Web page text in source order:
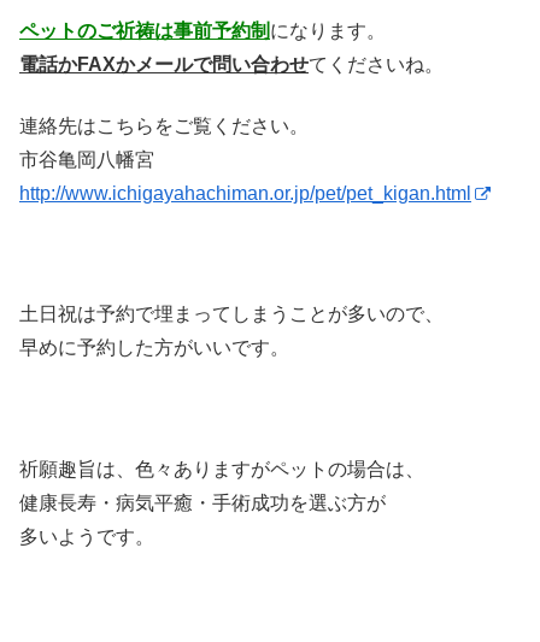
ペットのご祈祷は事前予約制 になります。
電話かFAXかメールで問い合わせてくださいね。
連絡先はこちらをご覧ください。
市谷亀岡八幡宮
http://www.ichigayahachiman.or.jp/pet/pet_kigan.html
土日祝は予約で埋まってしまうことが多いので、
早めに予約した方がいいです。
祈願趣旨は、色々ありますがペットの場合は、
健康長寿・病気平癒・手術成功を選ぶ方が
多いようです。